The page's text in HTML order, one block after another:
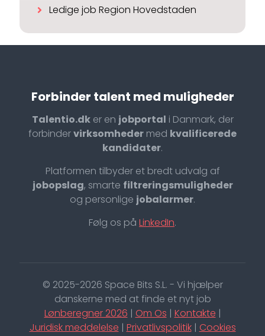
Ledige job Region Hovedstaden
Forbinder talent med muligheder
Talentio.dker en jobportal i Danmark, der
forbindervirksomheder med kvalificerede
kandidater.
Platformen tilbyder et bredt udvalg af
jobopslag, smarte filtreringsmuligheder
og personlige jobalarmer.
Følg os på LinkedIn.
© 2025-2026 Space Bits S.L. - Vi hjælper
danskerne med at finde et nyt job
Lønberegner 2026 | Om Os | Kontakte |
Juridisk meddelelse | Privatlivspolitik| Cookies